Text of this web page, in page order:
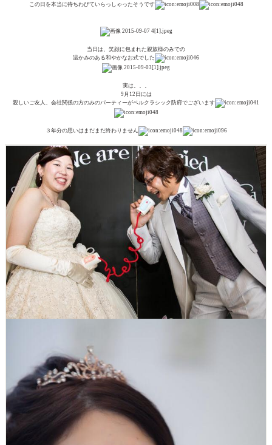
この日を本当に待ちわびていらっしゃったそうです
当日は、笑顔に包まれた親族様のみでの
温かみのある和やかなお式でした
実は。。。
9月12日には
親しいご友人、会社関係の方のみのパーティーがベルクラシック防府でございます
３年分の思いはまだまだ終わりません